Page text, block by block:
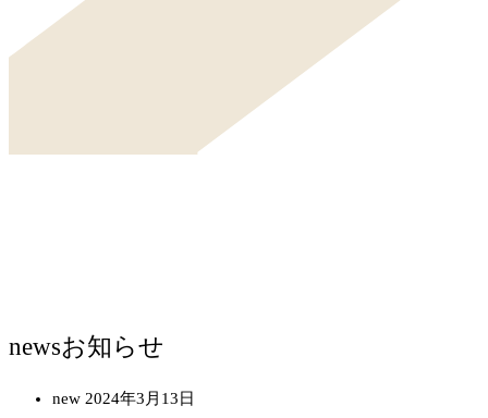
newsお知らせ
new 2024年3月13日